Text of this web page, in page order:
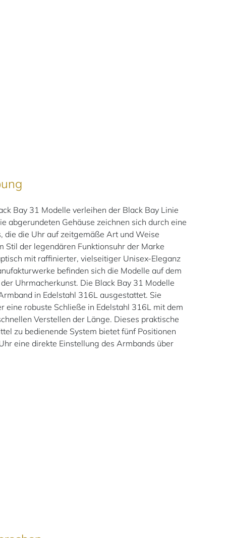
Bay 31 Modelle verleihen der Black Bay Linie
abgerundeten Gehäuse zeichnen sich durch eine
die die Uhr auf zeitgemäße Art und Weise
Stil der legendären Funktionsuhr der Marke
mit raffinierter, vielseitiger Unisex-Eleganz
befinden sich die Modelle auf dem
Uhrmacherkunst. Die Black Bay 31 Modelle
in Edelstahl 316L ausgestattet. Sie
eine robuste Schließe in Edelstahl 316L mit dem
Verstellen der Länge. Dieses praktische
zu bedienende System bietet fünf Positionen
eine direkte Einstellung des Armbands über